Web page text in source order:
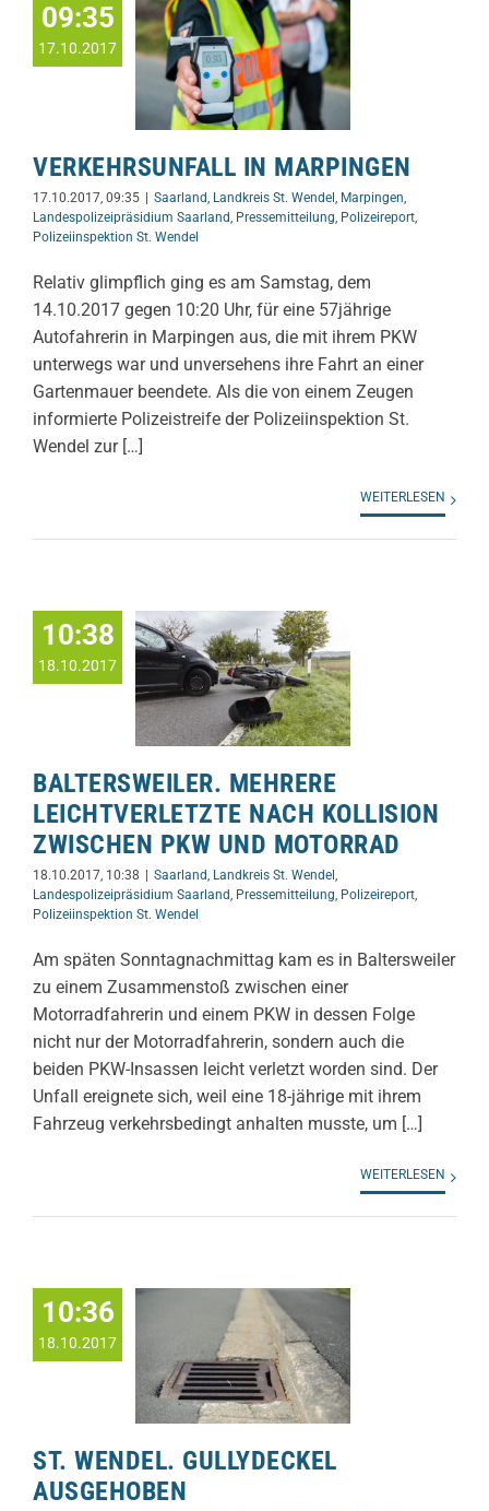
09:35
17.10.2017
VERKEHRSUNFALL IN MARPINGEN
17.10.2017, 09:35 | Saarland Landkreis St. Wendel Marpingen
Landespolizeipräsidium Saarland Pressemitteilung Polizeireport
Polizeiinspektion St. Wendel
Relativ glimpflich ging es am Samstag, dem
14.10.2017 gegen 10:20 Uhr, für eine 57jährige
Autofahrerin in Marpingen aus, die mit ihrem PKW
unterwegs war und unversehens ihre Fahrt an einer
Gartenmauer beendete. Als die von einem Zeugen
informierte Polizeistreife der Polizeiinspektion St.
Wendel zur […]
WEITERLESEN
10:38
18.10.2017
BALTERSWEILER. MEHRERE
LEICHTVERLETZTE NACH KOLLISION
ZWISCHEN PKW UND MOTORRAD
18.10.2017, 10:38 Saarland, Landkreis St. Wendel ,
Landespolizeipräsidium Saarland, Pressemitteilung, Polizeireport,
Polizeiinspektion St. Wendel
Am späten Sonntagnachmittag kam es in Baltersweiler
zu einem Zusammenstoß zwischen einer
Motorradfahrerin und einem PKW in dessen Folge
nicht nur der Motorradfahrerin, sondern auch die
beiden PKW-Insassen leicht verletzt worden sind. Der
Unfall ereignete sich, weil eine 18-jährige mit ihrem
Fahrzeug verkehrsbedingt anhalten musste, um […]
WEITERLESEN
10:36
18.10.2017
ST. WENDEL. GULLYDECKEL
AUSGEHOBEN